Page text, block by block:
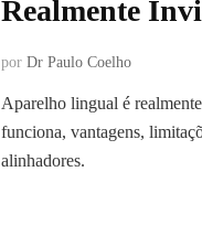
Realmente
por Dr Paulo Coelho
Aparelho lingual é
funciona, vantagens,
alinhadores.